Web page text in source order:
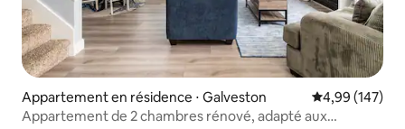
Appartement en résidence ⋅ Galveston Évaluation
4,99 (147)
Appartement de 2 chambres rénové, adapté aux